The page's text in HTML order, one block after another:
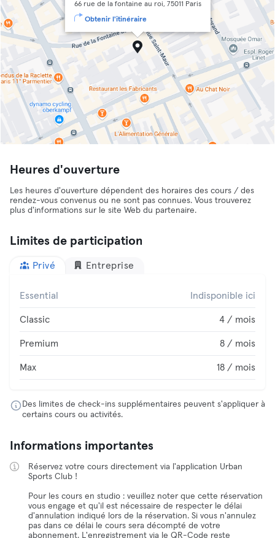
66 rue de la fontaine au roi, 75011 Paris
Obtenir l'itinéraire
Heures d'ouverture
Les heures d'ouverture dépendent des horaires des cours / des
rendez-vous convenus ou ne sont pas connues. Vous trouverez
plus d'informations sur le site Web du partenaire.
Limites de participation
Privé Entreprise
Essential Indisponible ici
Classic 4 / mois
Premium 8 / mois
Max 18 / mois
Des limites de check-ins supplémentaires peuvent s'appliquer à
certains cours ou activités.
Informations importantes
Réservez votre cours directement via l'application Urban
Sports Club !
Pour les cours en studio : veuillez noter que cette réservation
vous engage et qu'il est nécessaire de respecter le délai
d'annulation indiqué lors de la réservation. Si vous n'annulez
pas dans ce délai le cours sera décompté de votre
abonnement. L'enregistrement via le QR-Code reste